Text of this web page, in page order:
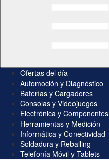
Ofertas del día
Automoción y Diagnóstico
Baterías y Cargadores
Consolas y Videojuegos
Electrónica y Componentes
Herramientas y Medición
Informática y Conectividad
Soldadura y Reballing
Telefonía Móvil y Tablets